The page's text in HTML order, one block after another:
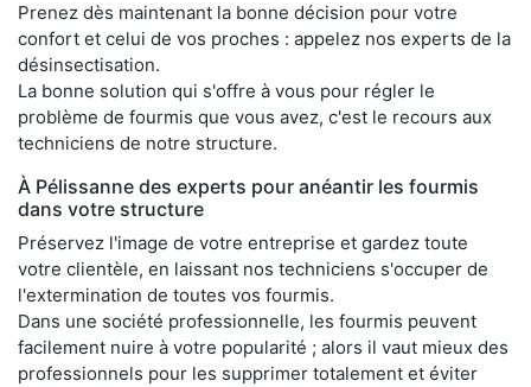
Prenez dès maintenant la bonne décision pour votre
confort et celui de vos proches : appelez nos experts de la
désinsectisation.
La bonne solution qui s'offre à vous pour régler le
problème de fourmis que vous avez, c'est le recours aux
techniciens de notre structure.
À Pélissanne des experts pour anéantir les fourmis
dans votre structure
Préservez l'image de votre entreprise et gardez toute
votre clientèle, en laissant nos techniciens s'occuper de
l'extermination de toutes vos fourmis.
Dans une société professionnelle, les fourmis peuvent
facilement nuire à votre popularité ; alors il vaut mieux des
professionnels pour les supprimer totalement et éviter